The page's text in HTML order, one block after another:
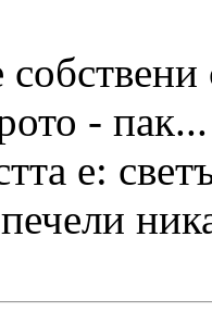
-
е: